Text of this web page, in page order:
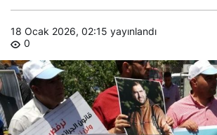
18 Ocak 2026, 02:15 yayınlandı
0